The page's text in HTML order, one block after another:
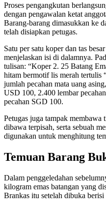
Proses pengangkutan
dengan pengawalan ketat
Barang-barang dimasukkan ke
telah disiapkan petugas.
Satu per satu koper dan tas
menjelaskan isi di dalamnya.
tulisan: “Koper 2. 25 Batang
hitam bermotif lis merah tertulis
jumlah pecahan mata uang
USD 100, 2.400 lembar
pecahan SGD 100.
Petugas juga tampak
dibawa terpisah, serta sebuah
digunakan untuk menghitung
Temuan Barang
Dalam penggeledahan
kilogram emas batangan yang
Brankas itu setelah dibuka